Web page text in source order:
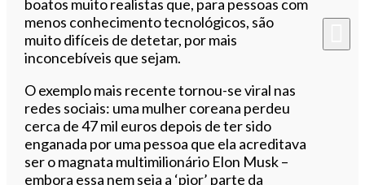
boatos muito realistas que, para pessoas com
menos conhecimento tecnológicos, são
muito difíceis de detetar, por mais
inconcebíveis que sejam.
O exemplo mais recente tornou-se viral nas
redes sociais: uma mulher coreana perdeu
cerca de 47 mil euros depois de ter sido
enganada por uma pessoa que ela acreditava
ser o magnata multimilionário Elon Musk –
embora essa nem seja a ‘pior’ parte da